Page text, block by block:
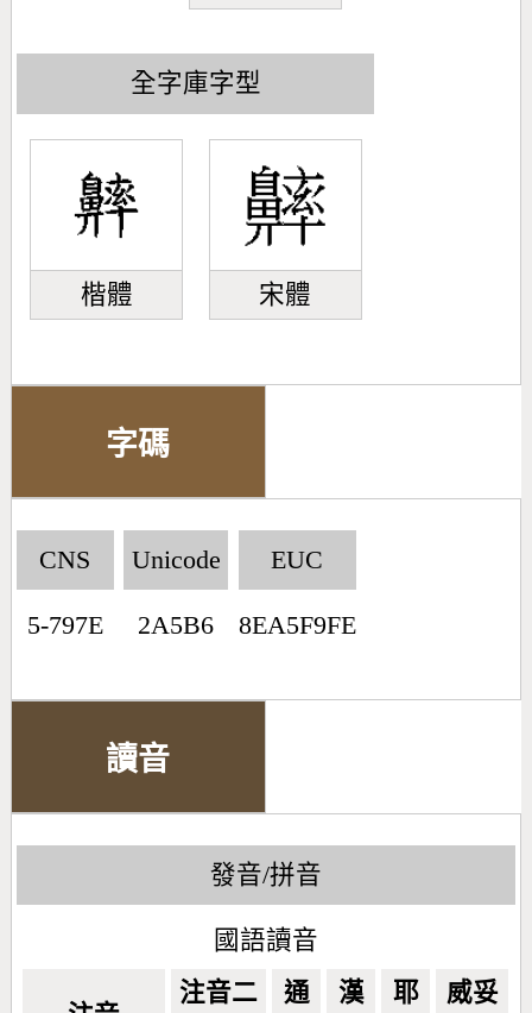
全字庫字型
楷體 宋體
字碼
CNS
5-797E
Unicode
2A5B6
EUC
8EA5F9FE
讀音
發音/拼音
國語讀音
注音二 通 漢 耶 威妥